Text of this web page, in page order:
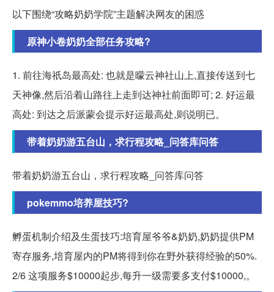
以下围绕“攻略奶奶学院”主题解决网友的困惑
原神小卷奶奶全部任务攻略?
1. 前往海祇岛最高处: 也就是曚云神社山上,直接传送到七
天神像,然后沿着山路往上走到达神社前面即可; 2. 好运最
高处: 到达之后派蒙会提示好运最高处,则说明已。
带着奶奶游五台山，求行程攻略_问答库问答
带着奶奶游五台山，求行程攻略_问答库问答
pokemmo培养屋技巧?
孵蛋机制介绍及生蛋技巧:培育屋爷爷&奶奶,奶奶提供PM
寄存服务,培育屋内的PM将得到你在野外获得经验的50%.
2/6 这项服务$10000起步,每升一级需要多支付$10000,。